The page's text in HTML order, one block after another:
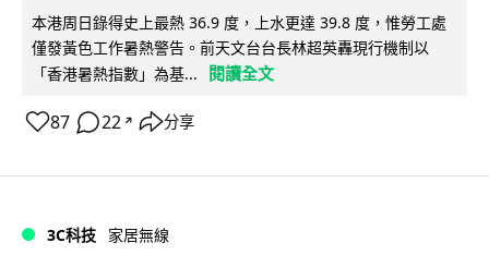
本港周日錄得史上最熱 36.9 度，上水更達 39.8 度，惟勞工處
僅發黃色工作暑熱警告。前天文台台長林超英轟現行機制以
「香港暑熱指數」為基...
閱讀全文
87 22 ↗ 分享
3C科技 家居無線